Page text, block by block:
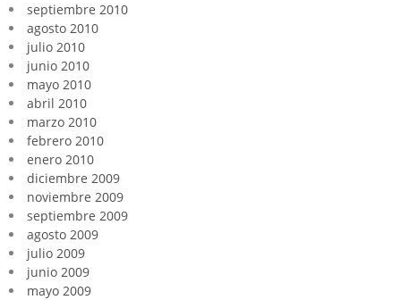
septiembre 2010
agosto 2010
julio 2010
junio 2010
mayo 2010
abril 2010
marzo 2010
febrero 2010
enero 2010
diciembre 2009
noviembre 2009
septiembre 2009
agosto 2009
julio 2009
junio 2009
mayo 2009